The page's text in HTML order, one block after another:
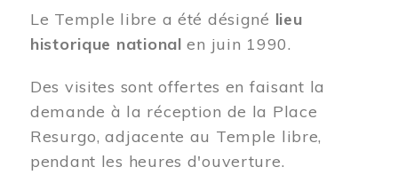
Le Temple libre a été désigné lieu
historique national en juin 1990.
Des visites sont offertes en faisant la
demande à la réception de la Place
Resurgo, adjacente au Temple libre,
pendant les heures d'ouverture.